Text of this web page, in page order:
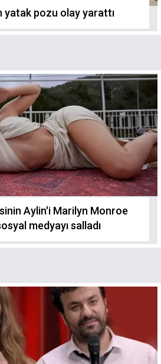
yatak pozu olay yarattı
Aylin'i Marilyn Monroe
medyayı salladı